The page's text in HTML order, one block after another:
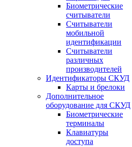
Биометрические
считыватели
Считыватели
мобильной
идентификации
Считыватели
различных
производителей
Идентификаторы СКУД
Карты и брелоки
Дополнительное
оборудование для СКУД
Биометрические
терминалы
Клавиатуры
доступа